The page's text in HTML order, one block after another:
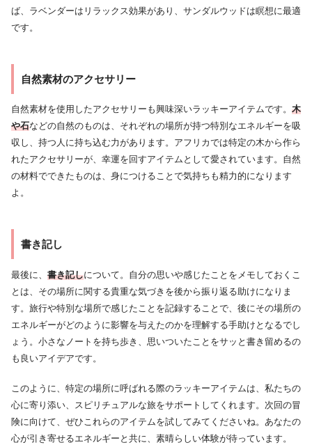
ば、ラベンダーはリラックス効果があり、サンダルウッドは瞑想に最適
です。
自然素材のアクセサリー
自然素材を使用したアクセサリーも興味深いラッキーアイテムです。 木
や石などの自然のものは、それぞれの場所が持つ特別なエネルギーを吸
収し、持つ人に持ち込む力があります。アフリカでは特定の木から作ら
れたアクセサリーが、幸運を回すアイテムとして愛されています。自然
の材料でできたものは、身につけることで気持ちも精力的になります
よ。
書き記し
最後に、 書き記しについて。自分の思いや感じたことをメモしておくこ
とは、その場所に関する貴重な気づきを後から振り返る助けになりま
す。旅行や特別な場所で感じたことを記録することで、後にその場所の
エネルギーがどのように影響を与えたのかを理解する手助けとなるでし
ょう。小さなノートを持ち歩き、思いついたことをサッと書き留めるの
も良いアイデアです。
このように、特定の場所に呼ばれる際のラッキーアイテムは、私たちの
心に寄り添い、スピリチュアルな旅をサポートしてくれます。次回の冒
険に向けて、ぜひこれらのアイテムを試してみてくださいね。あなたの
心が引き寄せるエネルギーと共に、素晴らしい体験が待っています。